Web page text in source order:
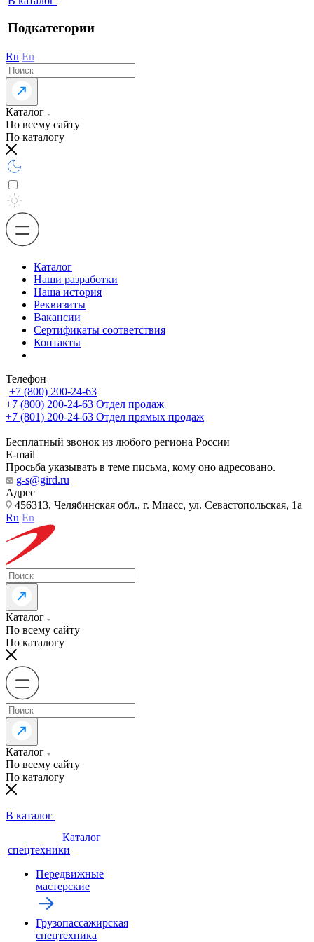
Подкатегории
Ru En
Каталог
По всему сайту
По каталогу
Каталог
Наши разработки
Наша история
Реквизиты
Вакансии
Сертификаты соответствия
Контакты
Телефон
+7 (800) 200-24-63
+7 (800) 200-24-63 Отдел продаж
+7 (801) 200-24-63 Отдел прямых продаж
Бесплатный звонок из любого региона России
E-mail
Просьба указывать в теме письма, кому оно адресовано.
g-s@gird.ru
Адрес
456313, Челябинская обл., г. Миасс, ул. Севастопольская, 1а
Ru En
Каталог
По всему сайту
По каталогу
Каталог
По всему сайту
По каталогу
В каталог
Каталог
спецтехники
Передвижные
мастерские
Грузопассажирская
спецтехника